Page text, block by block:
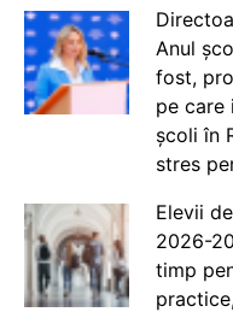
Anul
fost,
pe care
școli în
stres
Elevii
2026-
timp